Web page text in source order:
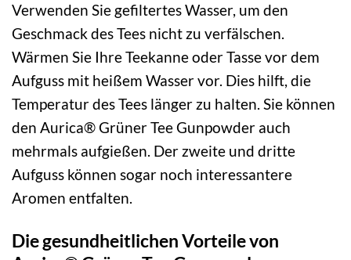
Verwenden Sie gefiltertes Wasser, um den
Geschmack des Tees nicht zu verfälschen.
Wärmen Sie Ihre Teekanne oder Tasse vor dem
Aufguss mit heißem Wasser vor. Dies hilft, die
Temperatur des Tees länger zu halten. Sie können
den Aurica® Grüner Tee Gunpowder auch
mehrmals aufgießen. Der zweite und dritte
Aufguss können sogar noch interessantere
Aromen entfalten.
Die gesundheitlichen Vorteile von